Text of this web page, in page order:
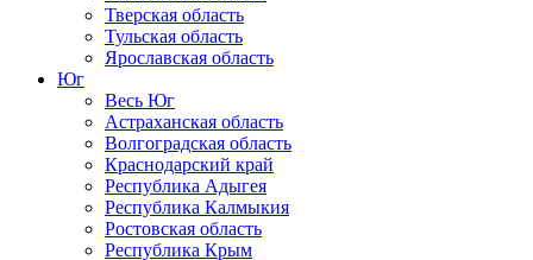
Тверская область
Тульская область
Ярославская область
Юг
Весь Юг
Астраханская область
Волгоградская область
Краснодарский край
Республика Адыгея
Республика Калмыкия
Ростовская область
Республика Крым